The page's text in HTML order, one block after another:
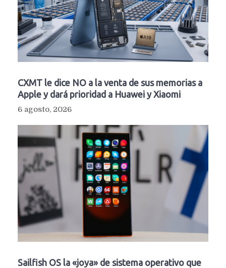
CXMT le dice NO a la venta de sus memorias a
Apple y dará prioridad a Huawei y Xiaomi
6 agosto, 2026
Sailfish OS la «joya» de sistema operativo que